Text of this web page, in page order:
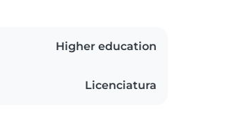
Higher education
Licenciatura